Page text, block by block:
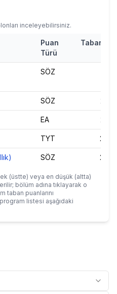
inceleyebilirsiniz.
Puan
Türü
Taban
SÖZ
SÖZ
EA
TYT
SÖZ
(üstte) veya en düşük (altta)
bölüm adına tıklayarak o
taban puanlarını
listesi aşağıdaki